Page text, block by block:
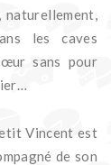
les caves
sans pour
Vincent est
de son